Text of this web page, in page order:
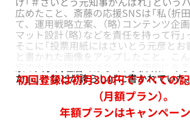
広めたこと、斎藤の応援SNSは「私（折
て、運用戦略立案、（略）コンテンツ企
マット設計（略）などを責任を持って行」
そこに「投票用紙にはさいとう元彦とお
と書かれた画像をアップしたこと、こん
た」ことなどが誇らしげに書かれていた
初回登録は初月300円ですべての
（月額プラン）。
年額プランはキャンペー